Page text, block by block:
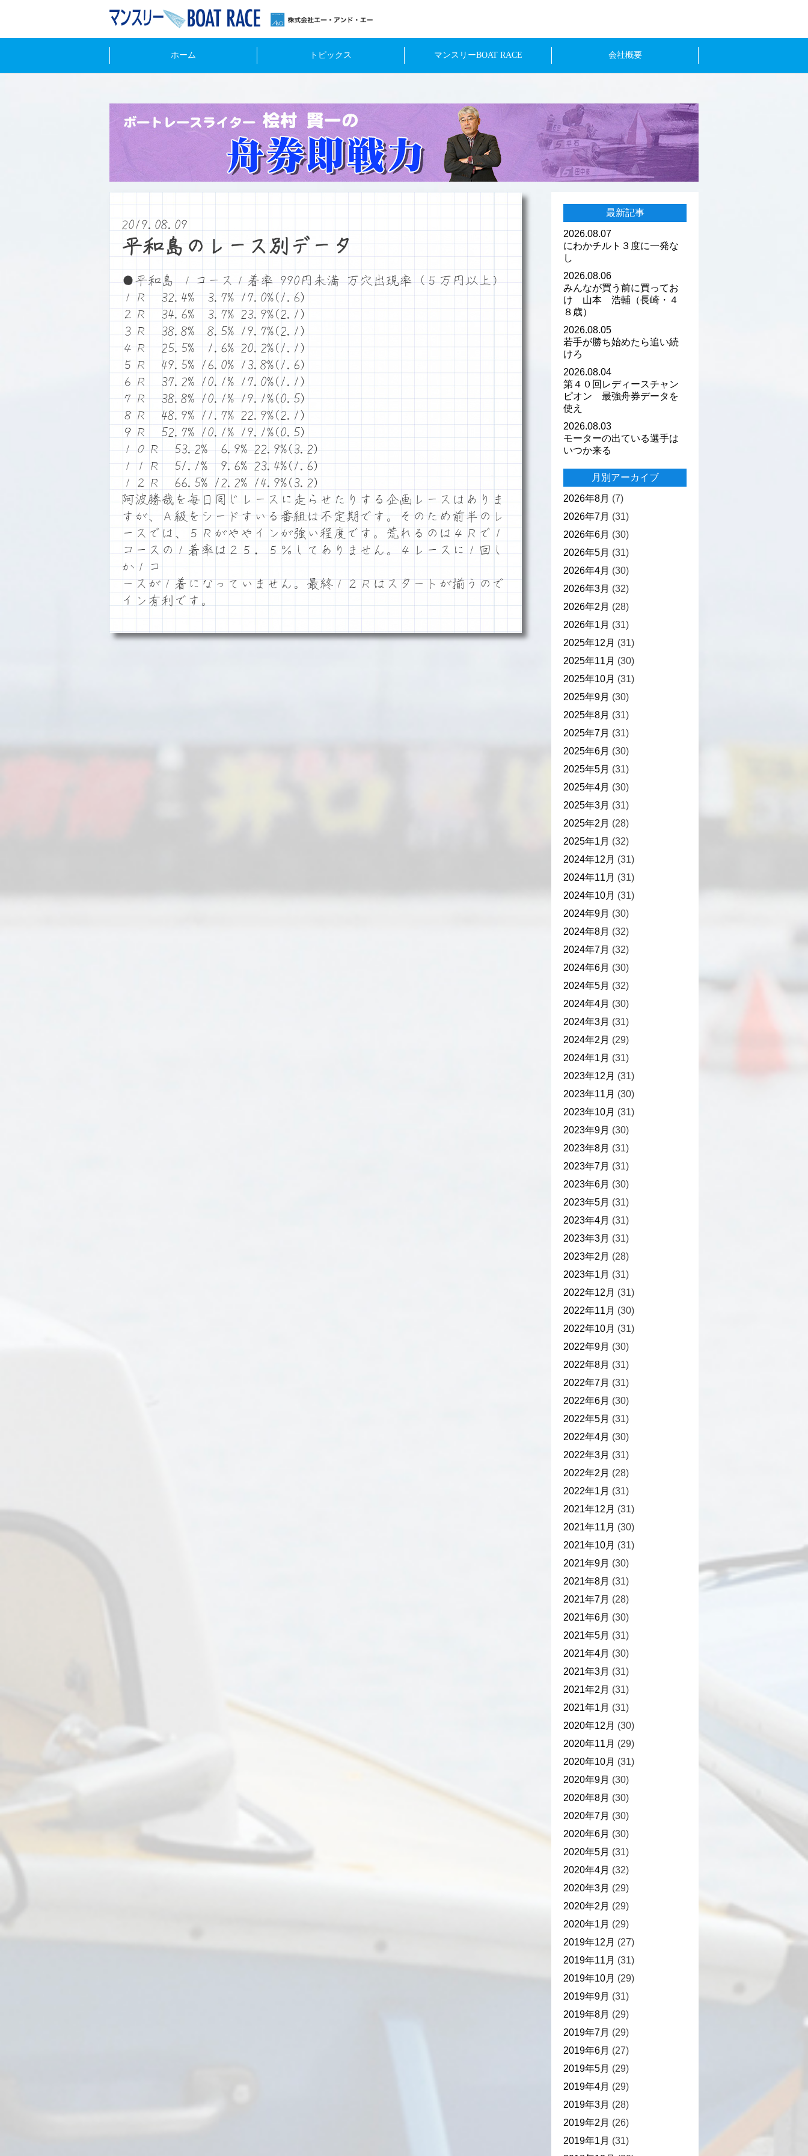
ホーム トピックス マンスリーBOAT RACE 会社概要
2019.08.09
平和島のレース別データ
●平和島 １コース１着率 990円未満 万穴出現率（５万円以上）
１Ｒ 32.4% 3.7% 17.0%(1.6)
２Ｒ 34.6% 3.7% 23.9%(2.1)
３Ｒ 38.8% 8.5% 19.7%(2.1)
４Ｒ 25.5% 1.6% 20.2%(1.1)
５Ｒ 49.5% 16.0% 13.8%(1.6)
６Ｒ 37.2% 10.1% 17.0%(1.1)
７Ｒ 38.8% 10.1% 19.1%(0.5)
８Ｒ 48.9% 11.7% 22.9%(2.1)
９Ｒ 52.7% 10.1% 19.1%(0.5)
１０Ｒ 53.2% 6.9% 22.9%(3.2)
１１Ｒ 51.1% 9.6% 23.4%(1.6)
１２Ｒ 66.5% 12.2% 14.9%(3.2)
阿波勝哉を毎日同じレースに走らせたりする企画レースはありま
すが、Ａ級をシードすいる番組は不定期です。そのため前半のレ
ースでは、５Ｒがややインが強い程度です。荒れるのは４Ｒで１
コースの１着率は２５．５％してありません。４レースに１回し
か１コ
ースが１着になっていません。最終１２Ｒはスタートが揃うので
イン有利です。
最新記事
2026.08.07
にわかチルト３度に一発な
し
2026.08.06
みんなが買う前に買ってお
け 山本 浩輔（長崎・４
８歳）
2026.08.05
若手が勝ち始めたら追い続
けろ
2026.08.04
第４０回レディースチャン
ピオン 最強舟券データを
使え
2026.08.03
モーターの出ている選手は
いつか来る
月別アーカイブ
2026年8月 (7)
2026年7月 (31)
2026年6月 (30)
2026年5月 (31)
2026年4月 (30)
2026年3月 (32)
2026年2月 (28)
2026年1月 (31)
2025年12月 (31)
2025年11月 (30)
2025年10月 (31)
2025年9月 (30)
2025年8月 (31)
2025年7月 (31)
2025年6月 (30)
2025年5月 (31)
2025年4月 (30)
2025年3月 (31)
2025年2月 (28)
2025年1月 (32)
2024年12月 (31)
2024年11月 (31)
2024年10月 (31)
2024年9月 (30)
2024年8月 (32)
2024年7月 (32)
2024年6月 (30)
2024年5月 (32)
2024年4月 (30)
2024年3月 (31)
2024年2月 (29)
2024年1月 (31)
2023年12月 (31)
2023年11月 (30)
2023年10月 (31)
2023年9月 (30)
2023年8月 (31)
2023年7月 (31)
2023年6月 (30)
2023年5月 (31)
2023年4月 (31)
2023年3月 (31)
2023年2月 (28)
2023年1月 (31)
2022年12月 (31)
2022年11月 (30)
2022年10月 (31)
2022年9月 (30)
2022年8月 (31)
2022年7月 (31)
2022年6月 (30)
2022年5月 (31)
2022年4月 (30)
2022年3月 (31)
2022年2月 (28)
2022年1月 (31)
2021年12月 (31)
2021年11月 (30)
2021年10月 (31)
2021年9月 (30)
2021年8月 (31)
2021年7月 (28)
2021年6月 (30)
2021年5月 (31)
2021年4月 (30)
2021年3月 (31)
2021年2月 (31)
2021年1月 (31)
2020年12月 (30)
2020年11月 (29)
2020年10月 (31)
2020年9月 (30)
2020年8月 (30)
2020年7月 (30)
2020年6月 (30)
2020年5月 (31)
2020年4月 (32)
2020年3月 (29)
2020年2月 (29)
2020年1月 (29)
2019年12月 (27)
2019年11月 (31)
2019年10月 (29)
2019年9月 (31)
2019年8月 (29)
2019年7月 (29)
2019年6月 (27)
2019年5月 (29)
2019年4月 (29)
2019年3月 (28)
2019年2月 (26)
2019年1月 (31)